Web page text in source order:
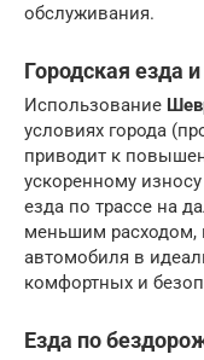
обслуживания.
Городская езда и
Использование
условиях города
приводит к
ускоренному
езда по трассе на
меньшим расходом,
автомобиля в
комфортных и
Езда по